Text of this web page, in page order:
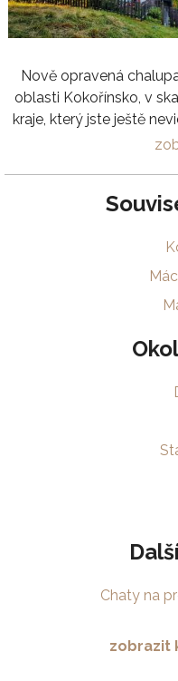
Nově opravená
oblasti Kokořínsko, v
kraje, který jste ještě
Chaty na
zobrazit